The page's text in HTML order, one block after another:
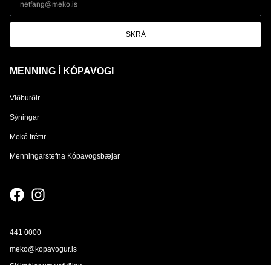
SKRÁ
MENNING Í KÓPAVOGI
Viðburðir
Sýningar
Mekó fréttir
Menningarstefna Kópavogsbæjar
441 0000
meko@kopavogur.is